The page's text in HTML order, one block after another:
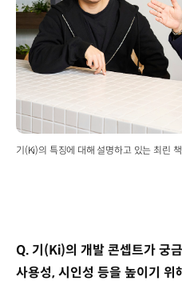
기(Ki)의 특징에 대해 설명하고 있는 최린
Q. 기(Ki)의 개발 콘셉트가 궁
사용성, 시인성 등을 높이기 위